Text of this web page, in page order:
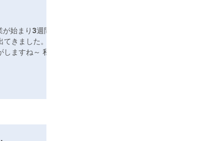
始まり3週間
きました。新
ますね～ 私は